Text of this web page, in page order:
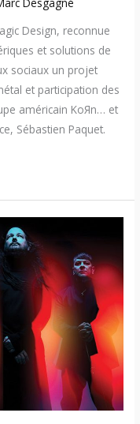
Design, reconnue
et solutions de
sociaux un projet
et participation des
américain KoЯn… et
Sébastien Paquet.